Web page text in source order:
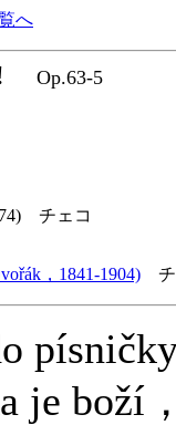
へ
Op.63-5
チェコ
，1841-1904) チ
je boží